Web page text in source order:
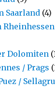
Saarland (4)
Rheinhessen
Dolomiten
/ Prags
/